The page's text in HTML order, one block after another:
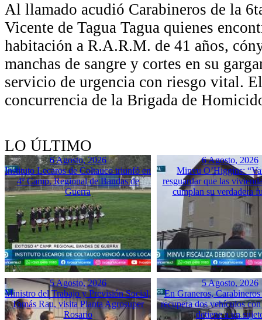
Al llamado acudió Carabineros de la
Vicente de Tagua Tagua quienes
habitación a R.A.R.M. de 41 años,
manchas de sangre y cortes en su
servicio de urgencia con riesgo vital.
concurrencia de la Brigada de
LO ÚLTIMO
6 Agosto, 2026
Instituto Lecaros de Coltauco triunfó en
4º Camp. Regional de Bandas de
Guerra
6 Agosto, 2026
Minvu O’Higgins:
resguardar que las
cumplan su verdadera
5 Agosto, 2026
Ministro del Trabajo y Previsión Social,
Tomás Rau, visita Planta Agrosuper
Rosario
5 Agosto, 2026
En Graneros,
recupera dos vehículos
detiene a un